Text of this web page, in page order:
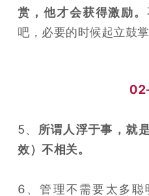
赏，他才会获得激励。
吧，必要的时候起立鼓掌
5、 所谓人浮于事，就
效）不相关。
6、管理不需要太多聪